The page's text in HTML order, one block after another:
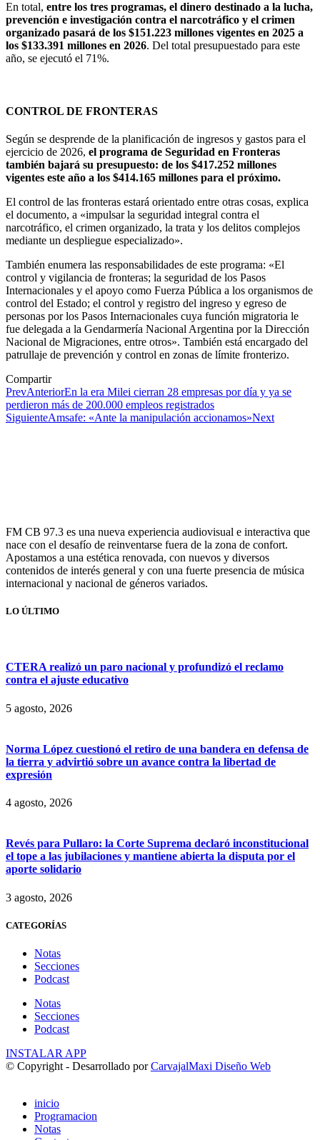
En total, entre los tres programas, el dinero destinado a la lucha,
prevención e investigación contra el narcotráfico y el crimen
organizado pasará de los $151.223 millones vigentes en 2025 a
los $133.391 millones en 2026. Del total presupuestado para este
año, se ejecutó el 71%.
CONTROL DE FRONTERAS
Según se desprende de la planificación de ingresos y gastos para el
ejercicio de 2026, el programa de Seguridad en Fronteras
también bajará su presupuesto: de los $417.252 millones
vigentes este año a los $414.165 millones para el próximo.
El control de las fronteras estará orientado entre otras cosas, explica
el documento, a «impulsar la seguridad integral contra el
narcotráfico, el crimen organizado, la trata y los delitos complejos
mediante un despliegue especializado».
También enumera las responsabilidades de este programa: «El
control y vigilancia de fronteras; la seguridad de los Pasos
Internacionales y el apoyo como Fuerza Pública a los organismos de
control del Estado; el control y registro del ingreso y egreso de
personas por los Pasos Internacionales cuya función migratoria le
fue delegada a la Gendarmería Nacional Argentina por la Dirección
Nacional de Migraciones, entre otros». También está encargado del
patrullaje de prevención y control en zonas de límite fronterizo.
Compartir
PrevAnteriorEn la era Milei cierran 28 empresas por día y ya se
perdieron más de 200.000 empleos registrados
SiguienteAmsafe: «Ante la manipulación accionamos»Next
FM CB 97.3 es una nueva experiencia audiovisual e interactiva que
nace con el desafío de reinventarse fuera de la zona de confort.
Apostamos a una estética renovada, con nuevos y diversos
contenidos de interés general y con una fuerte presencia de música
internacional y nacional de géneros variados.
LO ÚLTIMO
CTERA realizó un paro nacional y profundizó el reclamo
contra el ajuste educativo
5 agosto, 2026
Norma López cuestionó el retiro de una bandera en defensa de
la tierra y advirtió sobre un avance contra la libertad de
expresión
4 agosto, 2026
Revés para Pullaro: la Corte Suprema declaró inconstitucional
el tope a las jubilaciones y mantiene abierta la disputa por el
aporte solidario
3 agosto, 2026
CATEGORÍAS
Notas
Secciones
Podcast
Notas
Secciones
Podcast
INSTALAR APP
© Copyright - Desarrollado porCarvajalMaxi Diseño Web
inicio
Programacion
Notas